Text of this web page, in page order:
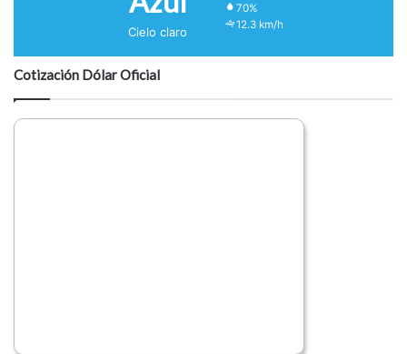
Cielo claro
70%
12.3 km/h
Cotización Dólar Oficial